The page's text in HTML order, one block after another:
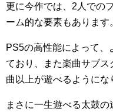
更に今作では、2人での
ーム的な要素もあります
PS5の高性能によって、
ており、また楽曲サブ
曲以上が遊べるようにな
まさに一生遊べる太鼓の